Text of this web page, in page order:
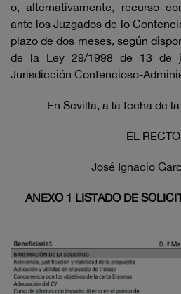
o, alternativamente, recurso
ante los Juzgados de lo
plazo de dos meses, según
de la Ley 29/1998 de 13 de
Jurisdicción Contencioso-
En Sevilla, a la fecha de
EL
José Ignacio
ANEXO 1 LISTADO DE